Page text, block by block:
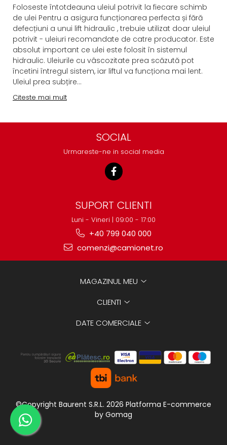
Foloseste întotdeauna uleiul potrivit la fiecare schimb
de ulei Pentru a asigura funcționarea perfecta și fără
defecțiuni a unui lift hidraulic , trebuie utilizat doar uleiul
potrivit - uleiuri recomandate de catre producator. Este
absolut important ce ulei este folosit în sistemul
hidraulic. Uleiurile cu vâscozitate prea scăzută pot
încetini întregul sistem, iar liftul va funcționa mai lent.
Uleiul prea subțire...
Citeste mai mult
SOCIAL
Urmareste-ne in social media
SUPORT CLIENTI
Luni - Vineri | 09:00 - 17:00
+40 799 040 000
comenzi@camionet.ro
MAGAZINUL MEU
CLIENTI
DATE COMERCIALE
©Copyright Baurent S.R.L. 2026 Platforma E-commerce
by Gomag